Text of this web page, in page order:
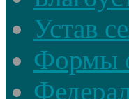
Устав
Формы